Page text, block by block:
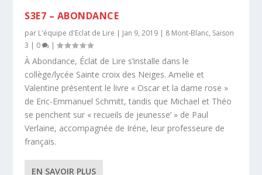
S3E7 – ABONDANCE
par L'équipe d'Eclat de Lire | Jan 9, 2019 | 8 Mont-Blanc, Saison
3 | 0 |
À Abondance, Éclat de Lire s’installe dans le
collège/lycée Sainte croix des Neiges. Amelie et
Valentine présentent le livre « Oscar et la dame rose »
de Eric-Emmanuel Schmitt, tandis que Michael et Théo
se penchent sur « recueils de jeunesse’ » de Paul
Verlaine, accompagnée de Iréne, leur professeure de
français.
EN SAVOIR PLUS